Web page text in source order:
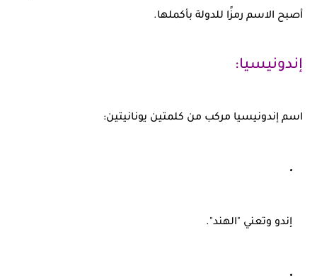
أصبح الاسم رمزًا للدولة بأكملها.
إندونيسيا:
اسم إندونيسيا مركب من كلمتين يونانيتين:
إندو وتعني "الهند".